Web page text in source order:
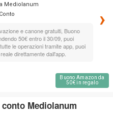
Mediolanum
e canone gratuiti, Buono
50€ entro il 30/09, puoi
le operazioni tramite app, puoi
direttamente dall'app.
›
Buono Amazon da
50€ in regalo
conto Mediolanum